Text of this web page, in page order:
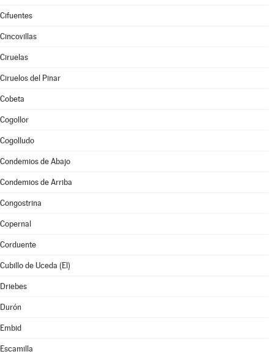
Cifuentes
Cincovillas
Ciruelas
Ciruelos del Pinar
Cobeta
Cogollor
Cogolludo
Condemios de Abajo
Condemios de Arriba
Congostrina
Copernal
Corduente
Cubillo de Uceda (El)
Driebes
Durón
Embid
Escamilla